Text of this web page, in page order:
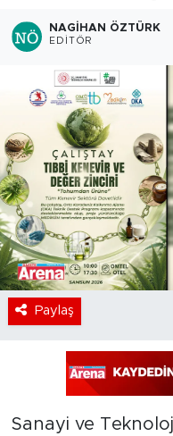
NAGIHAN ÖZTÜRK
EDITÖR
Paylaş
Sanayi ve Teknoloji